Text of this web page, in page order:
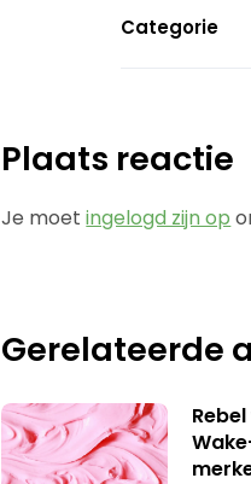
Categorie
Plaats reactie
Je moetingelogd zijn op
Gerelateerde